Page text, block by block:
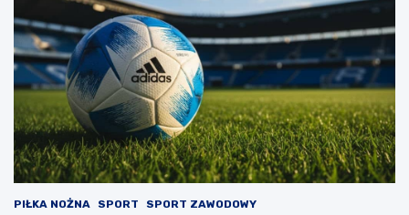
PIŁKA NOŻNA SPORT SPORT ZAWODOWY